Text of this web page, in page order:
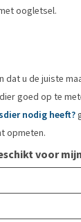
oogletsel.
dat u de juiste
goed op te
nodig heeft?
opmeten.
voor